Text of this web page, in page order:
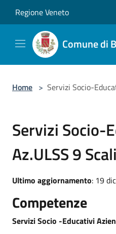
Regione Veneto
Comune di
Home > Servizi Socio-
Servizi Socio-
Az.ULSS 9
Ultimo aggiornamento: 19
Competenze
Servizi Socio -Educativi